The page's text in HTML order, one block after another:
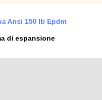
Ansi 150 lb Epdm
di espansione